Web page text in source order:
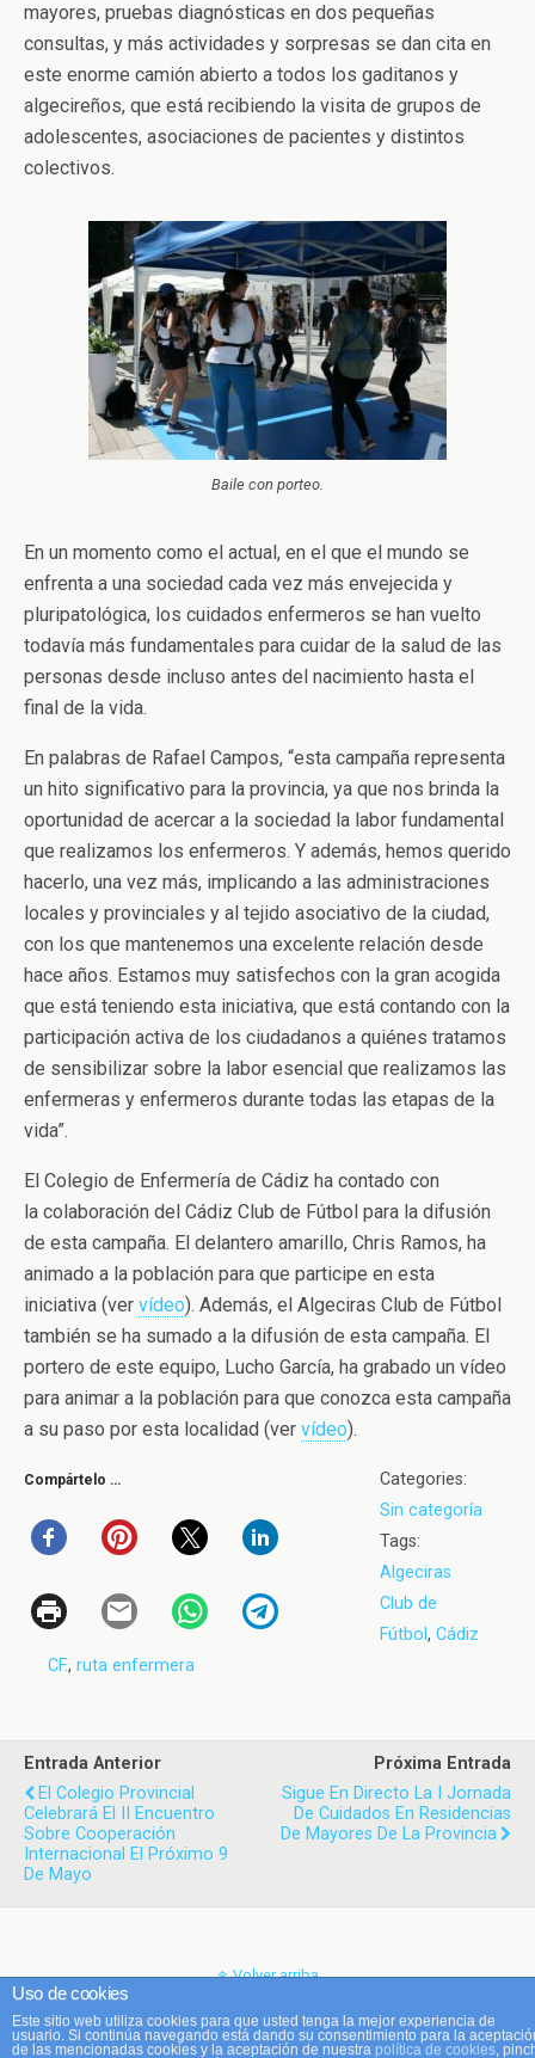
mayores, pruebas diagnósticas en dos pequeñas
consultas, y más actividades y sorpresas se dan cita en
este enorme camión abierto a todos los gaditanos y
algecireños, que está recibiendo la visita de grupos de
adolescentes, asociaciones de pacientes y distintos
colectivos.
Baile con porteo.
En un momento como el actual, en el que el mundo se
enfrenta a una sociedad cada vez más envejecida y
pluripatológica, los cuidados enfermeros se han vuelto
todavía más fundamentales para cuidar de la salud de las
personas desde incluso antes del nacimiento hasta el
final de la vida.
En palabras de Rafael Campos, “esta campaña representa
un hito significativo para la provincia, ya que nos brinda la
oportunidad de acercar a la sociedad la labor fundamental
que realizamos los enfermeros. Y además, hemos querido
hacerlo, una vez más, implicando a las administraciones
locales y provinciales y al tejido asociativo de la ciudad,
con los que mantenemos una excelente relación desde
hace años. Estamos muy satisfechos con la gran acogida
que está teniendo esta iniciativa, que está contando con la
participación activa de los ciudadanos a quiénes tratamos
de sensibilizar sobre la labor esencial que realizamos las
enfermeras y enfermeros durante todas las etapas de la
vida”.
El Colegio de Enfermería de Cádiz ha contado con
la colaboración del Cádiz Club de Fútbol para la difusión
de esta campaña. El delantero amarillo, Chris Ramos, ha
animado a la población para que participe en esta
iniciativa (ver vídeo). Además, el Algeciras Club de Fútbol
también se ha sumado a la difusión de esta campaña. El
portero de este equipo, Lucho García, ha grabado un vídeo
para animar a la población para que conozca esta campaña
a su paso por esta localidad (ver vídeo).
Compártelo …
Categories:
Sin categoría
Tags:
Algeciras
Club de
Fútbol , Cádiz
CF., ruta enfermera
Entrada Anterior
El Colegio Provincial
Celebrará El II Encuentro
Sobre Cooperación
Internacional El Próximo 9
De Mayo
Próxima Entrada
Sigue En Directo La I Jornada
De Cuidados En Residencias
De Mayores De La Provincia
Volver arriba
Móvil Escritorio
Uso de cookies
Este sitio web utiliza cookies para que usted tenga la mejor experiencia de
usuario. Si continúa navegando está dando su consentimiento para la
de las mencionadas cookies y la aceptación de nuestra política de cookies,